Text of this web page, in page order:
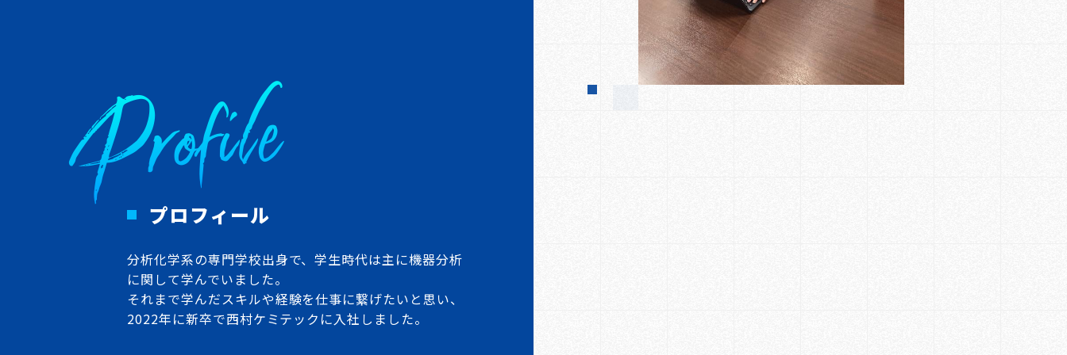
Profile
プロフィール
分析化学系の専門学校出身で、学生時代は主に機器分析
に関して学んでいました。
それまで学んだスキルや経験を仕事に繋げたいと思い、
2022年に新卒で西村ケミテックに入社しました。